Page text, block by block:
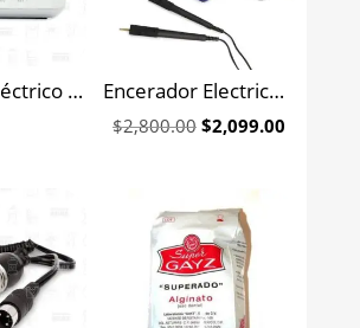
E1 Motor eléctrico dental tipo externo JINME Encerador Electrico SJK
$2,800.00 Original
$2,800.00.
$2,099.00Current